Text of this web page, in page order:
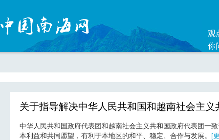
观
你
关于指导解决中华人民共和国和越南社会主
中华人民共和国政府代表团和越南社会主义共和国政府代表团一
本利益和共同愿望，有利于本地区的和平、稳定、合作与发展。 [